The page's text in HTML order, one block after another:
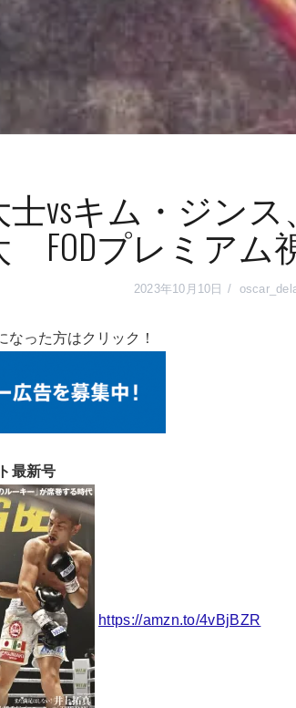
vsキム・ジン
FODプレミアム
2023年10月10日
なった方はクリック！
最新号
https://amzn.to/4vBjBZR